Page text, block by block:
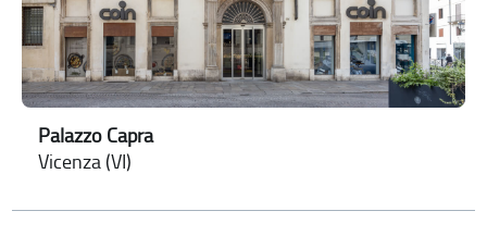
Palazzo Capra
Vicenza (VI)